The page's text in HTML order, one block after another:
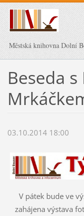
Městská knihovna Dolní
Beseda
03.10.2014 18:00
V pátek bude ve
zahájena výstava